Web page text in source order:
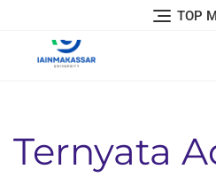
TOP
Ternyata